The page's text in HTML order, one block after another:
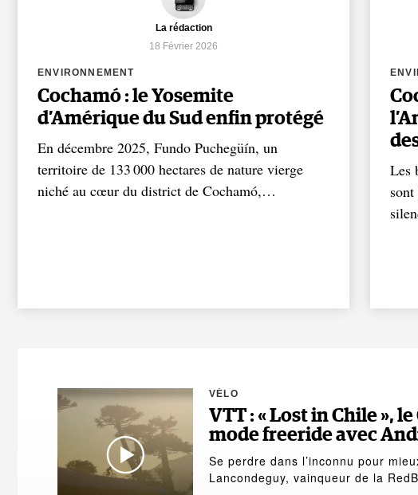
La rédaction
18 Février 2026
ENVIRONNEMENT
Cochamó : le Yosemite
d’Amérique du Sud enfin protégé
En décembre 2025, Fundo Puchegüín, un
territoire de 133 000 hectares de nature vierge
niché au cœur du district de Cochamó,…
Les
VÉLO
VTT : « Lost in Chile »,
mode freeride avec
Se perdre dans l’inconnu pour
Lancondeguy, vainqueur de la